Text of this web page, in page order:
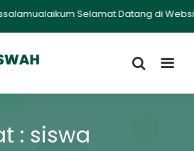
Selamat Datang di
: siswa